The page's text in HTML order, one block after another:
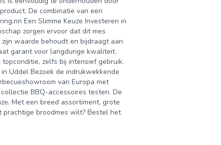
De combinatie van een
Een Slimme Keuze Investeren in
zorgen ervoor dat dit mes
waarde behoudt en bijdraagt aan
garant voor langdurige kwaliteit.
zelfs bij intensief gebruik.
Uddel Bezoek de indrukwekkende
van Europa met
BBQ-accessoires testen. De
Met een breed assortiment, grote
broodmes wilt? Bestel het